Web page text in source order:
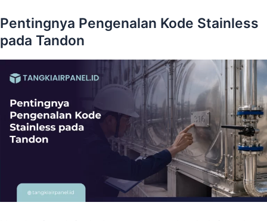
Pentingnya Pengenalan Kode Stainless
pada Tandon